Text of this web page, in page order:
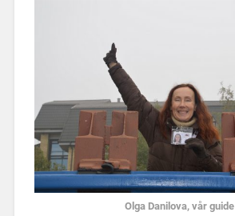
Olga Danilova, vår guide